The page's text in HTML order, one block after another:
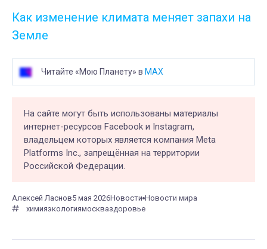
Как изменение климата меняет запахи на
Земле
Читайте «Мою Планету» в MAX
На сайте могут быть использованы материалы
интернет-ресурсов Facebook и Instagram,
владельцем которых является компания Meta
Platforms Inc., запрещённая на территории
Российской Федерации.
Алексей Ласнов5 мая 2026Новости Новости мира
химияэкологиямоскваздоровье